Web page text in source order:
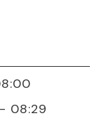
- 08:29